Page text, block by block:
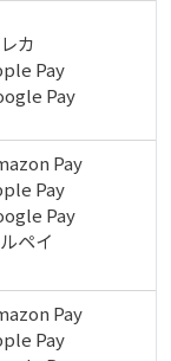
引ける
ける！
る
カ
Pay
Pay
Pay
Pay
Pay
ペイ
Pay
Pay